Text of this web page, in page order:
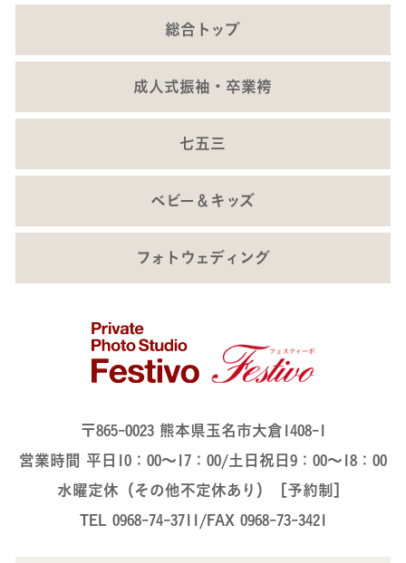
総合トップ
成人式振袖・卒業袴
七五三
ベビー＆キッズ
フォトウェディング
〒865-0023 熊本県玉名市大倉1408-1
営業時間 平日10：00～17：00/土日祝日9：00～18：00
水曜定休（その他不定休あり）［予約制］
TEL 0968-74-3711/FAX 0968-73-3421